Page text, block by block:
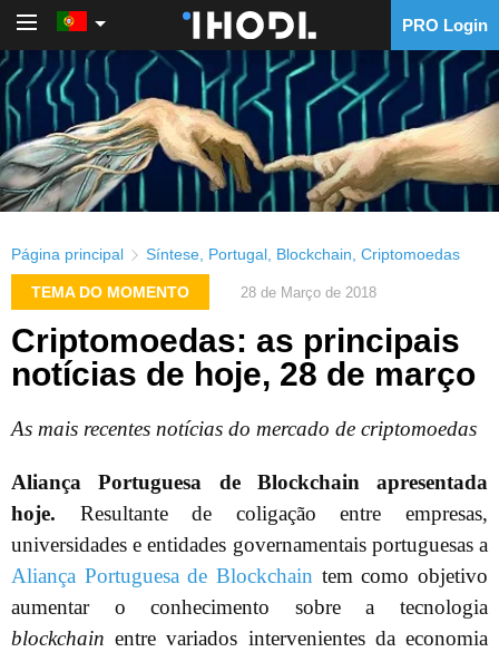
PRO Login
Página principal Síntese Portugal Blockchain Criptomoedas
TEMA DO MOMENTO 28 de Março de 2018
Criptomoedas: as principais
notícias de hoje, 28 de março
As mais recentes notícias do mercado de criptomoedas
Aliança Portuguesa de Blockchain apresentada
hoje. Resultante de coligação entre empresas,
universidades e entidades governamentais portuguesas a
Aliança Portuguesa de Blockchain tem como objetivo
aumentar o conhecimento sobre a tecnologia
blockchain entre variados intervenientes da economia